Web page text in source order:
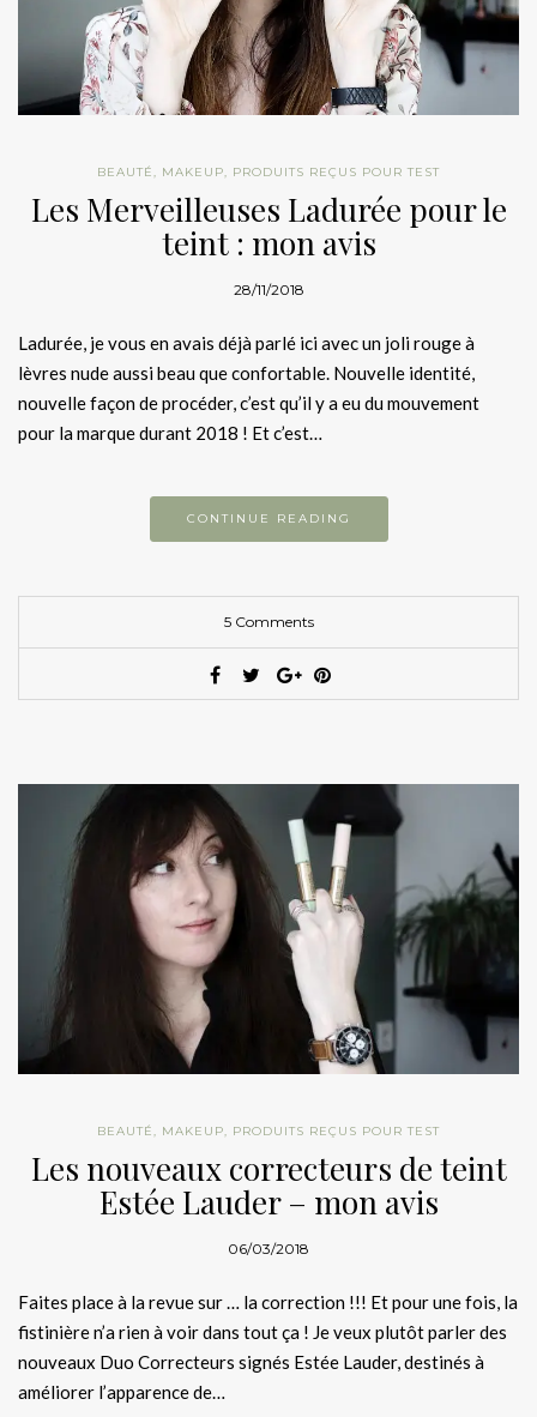
BEAUTÉ, MAKEUP, PRODUITS REÇUS POUR TEST
Les Merveilleuses Ladurée pour le
teint : mon avis
28/11/2018
Ladurée, je vous en avais déjà parlé ici avec un joli rouge à
lèvres nude aussi beau que confortable. Nouvelle identité,
nouvelle façon de procéder, c’est qu’il y a eu du mouvement
pour la marque durant 2018 ! Et c’est…
CONTINUE READING
5 Comments
BEAUTÉ, MAKEUP, PRODUITS REÇUS POUR TEST
Les nouveaux correcteurs de teint
Estée Lauder – mon avis
06/03/2018
Faites place à la revue sur … la correction !!! Et pour une fois, la
fistinière n’a rien à voir dans tout ça ! Je veux plutôt parler des
nouveaux Duo Correcteurs signés Estée Lauder, destinés à
améliorer l’apparence de…